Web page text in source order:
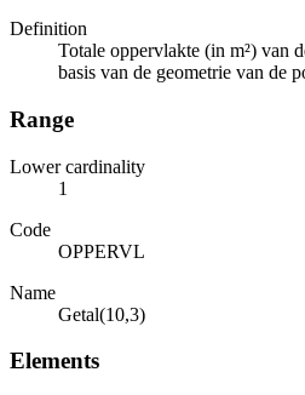
Definition
Totale oppervlakte (in m²) van
basis van de geometrie van de
Range
Lower cardinality
1
Code
OPPERVL
Name
Getal(10,3)
Elements